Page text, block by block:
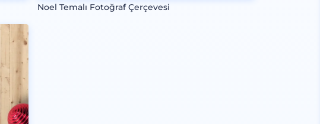
Noel Temalı Fotoğraf Çerçevesi